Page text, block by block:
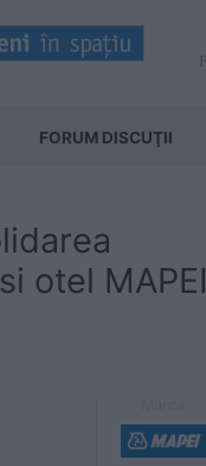
FORUM DISCUŢII
otel MAPEI